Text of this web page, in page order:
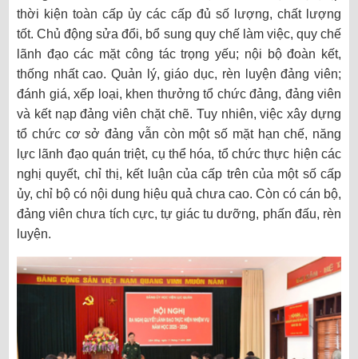
thời kiện toàn cấp ủy các cấp đủ số lượng, chất lượng
tốt. Chủ động sửa đổi, bổ sung quy chế làm việc, quy chế
lãnh đạo các mặt công tác trọng yếu; nội bộ đoàn kết,
thống nhất cao. Quản lý, giáo dục, rèn luyện đảng viên;
đánh giá, xếp loại, khen thưởng tổ chức đảng, đảng viên
và kết nạp đảng viên chặt chẽ. Tuy nhiên, việc xây dựng
tổ chức cơ sở đảng vẫn còn một số mặt hạn chế, năng
lực lãnh đạo quán triệt, cụ thể hóa, tổ chức thực hiện các
nghị quyết, chỉ thị, kết luận của cấp trên của một số cấp
ủy, chỉ bộ có nội dung hiệu quả chưa cao. Còn có cán bộ,
đảng viên chưa tích cực, tự giác tu dưỡng, phấn đấu, rèn
luyện.